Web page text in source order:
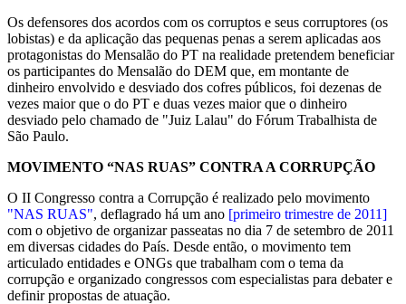
Os defensores dos acordos com os corruptos e seus corruptores (os
lobistas) e da aplicação das pequenas penas a serem aplicadas aos
protagonistas do Mensalão do PT na realidade pretendem beneficiar
os participantes do Mensalão do DEM que, em montante de
dinheiro envolvido e desviado dos cofres públicos, foi dezenas de
vezes maior que o do PT e duas vezes maior que o dinheiro
desviado pelo chamado de "Juiz Lalau" do Fórum Trabalhista de
São Paulo.
MOVIMENTO “NAS RUAS” CONTRA A CORRUPÇÃO
O II Congresso contra a Corrupção é realizado pelo movimento
"NAS RUAS", deflagrado há um ano [primeiro trimestre de 2011]
com o objetivo de organizar passeatas no dia 7 de setembro de 2011
em diversas cidades do País. Desde então, o movimento tem
articulado entidades e ONGs que trabalham com o tema da
corrupção e organizado congressos com especialistas para debater e
definir propostas de atuação.